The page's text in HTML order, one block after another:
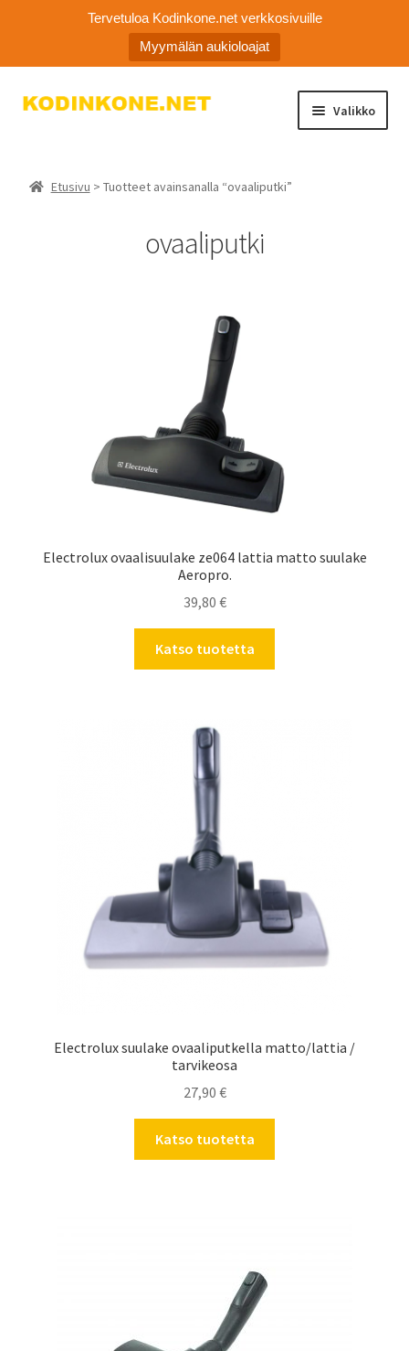
Tervetuloa Kodinkone.net verkkosivuille
Myymälän aukioloajat
Siirry
Siirry
Valikko
Etusivu > Tuotteet avainsanalla “ovaaliputki”
ovaaliputki
Electrolux ovaalisuulake ze064 lattia matto suulake
Aeropro.
39,80 €
Katso tuotetta
Electrolux suulake ovaaliputkella matto/lattia /
tarvikeosa
27,90 €
Katso tuotetta